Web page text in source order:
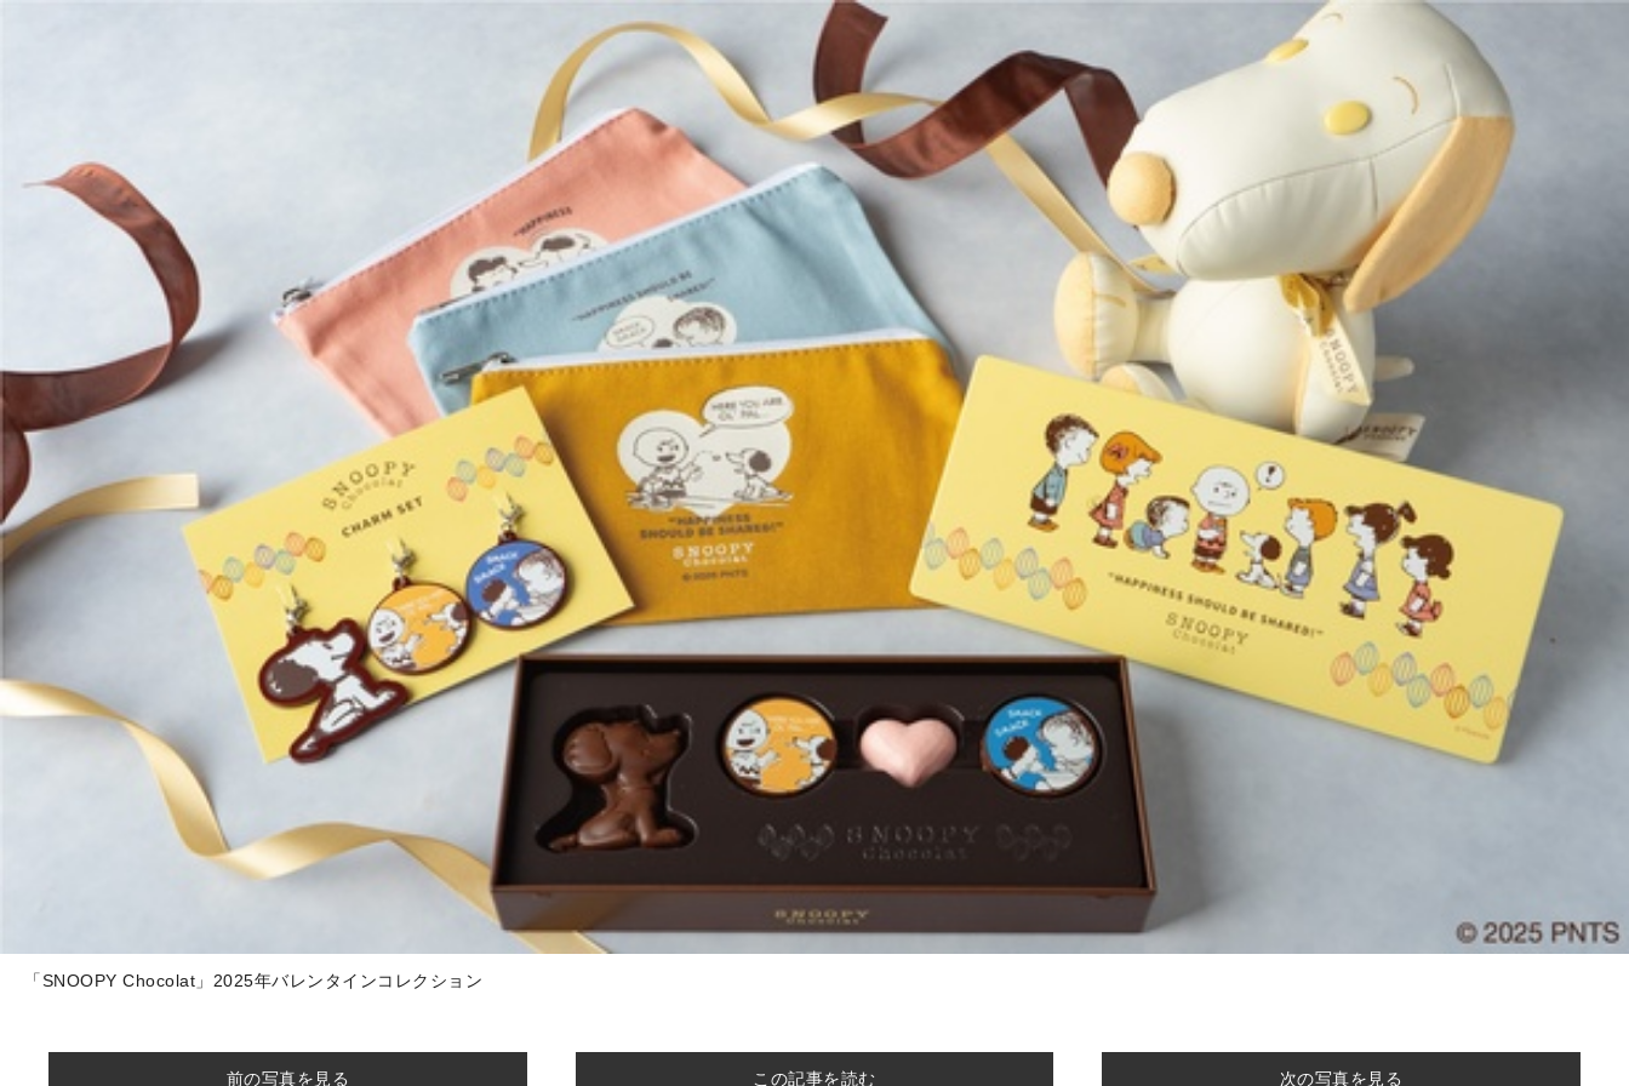
前の写真を見る この記事を読む 次の写真を見る
「SNOOPY Chocolat」2025年バレンタインコレクション